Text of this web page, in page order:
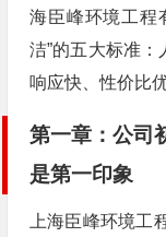
海臣峰环境工程
洁”的五大标准
响应快、性价比
第一章：公
是第一印象
上海臣峰环境工